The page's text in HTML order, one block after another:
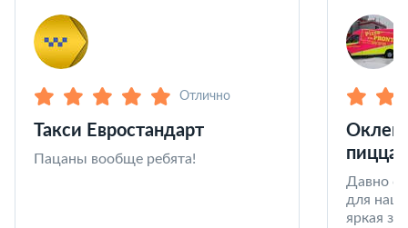
Отлично
Такси Евростандарт
Пацаны вообще ребята!
пицца
Давно
для
яркая